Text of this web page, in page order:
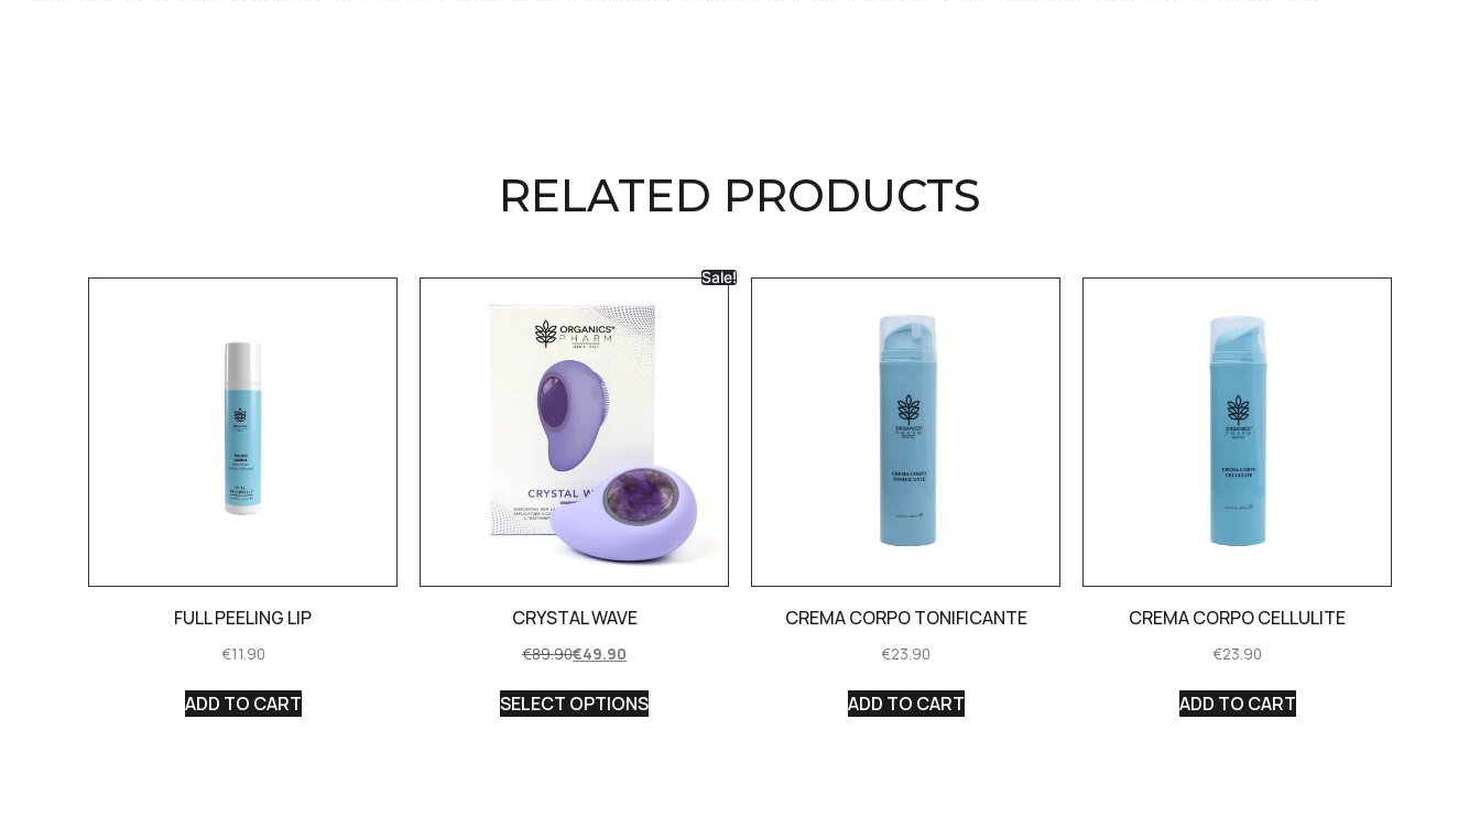
RELATED PRODUCTS
FULL PEELING LIP
€11.90
ADD TO CART
Sale!
CRYSTAL WAVE
€89.90€49.90
SELECT OPTIONS
CREMA CORPO TONIFICANTE
€23.90
ADD TO CART
CREMA CORPO CELLULITE
€23.90
ADD TO CART